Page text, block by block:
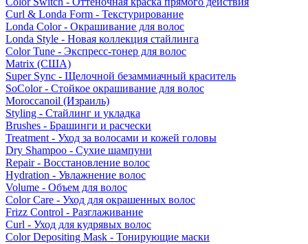
Curl & Londa Form - Текстурирование
Londa Color - Окрашивание для волос
Londa Style - Новая коллекция стайлинга
Color Tune - Экспресс-тонер для волос
Matrix (США)
Super Sync - Щелочной безаммиачный краситель
SoColor - Стойкое окрашивание для волос
Moroccanoil (Израиль)
Styling - Стайлинг и укладка
Brushes - Брашинги и расчески
Treatment - Уход за волосами и кожей головы
Dry Shampoo - Сухие шампуни
Repair - Восстановление волос
Hydration - Увлажнение волос
Volume - Объем для волос
Color Care - Уход для окрашенных волос
Frizz Control - Разглаживание
Curl - Уход для кудрявых волос
Color Depositing Mask - Тонирующие маски